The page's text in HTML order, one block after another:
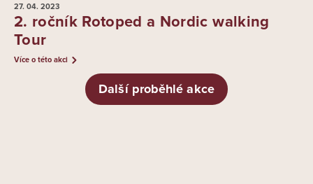
27. 04. 2023
2. ročník Rotoped a Nordic walking
Tour
Více o této akci
Další proběhlé akce